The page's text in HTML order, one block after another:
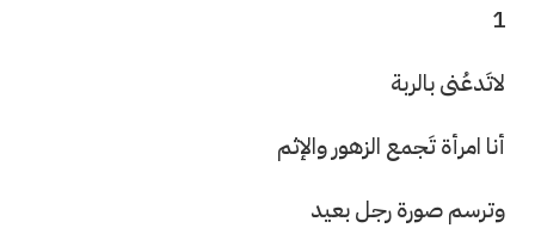
1
لاتَدعُنى بالربة
أنا امرأة تَجمع الزهور والإثم
وترسم صورة رجل بعيد